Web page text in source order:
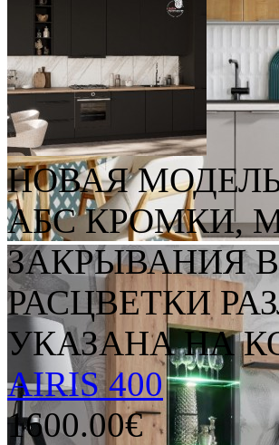
НОВАЯ
АБС КРОМКИ,
ЗАКРЫВАНИЯ
РАСЦВЕТКИ
УКАЗАНА НА
AIRIS 400
1600.00€